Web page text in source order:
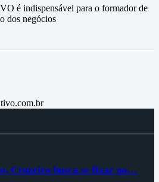
é indispensável para o formador de
dos negócios
Cruzeiro busca se fixar no…